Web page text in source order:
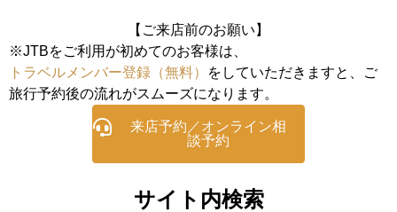
【ご来店前のお願い】
※JTBをご利用が初めてのお客様は、
トラベルメンバー登録（無料）
をしていただきますと、ご
旅行予約後の流れがスムーズになります。
来店予約／オンライン相
談予約
サイト内検索